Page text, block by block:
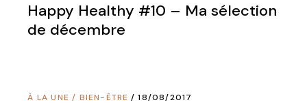
Happy Healthy #10 – Ma sélection
de décembre
À LA UNE / BIEN-ÊTRE 18/08/2017